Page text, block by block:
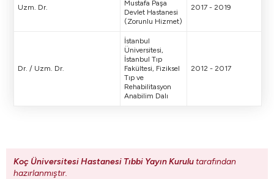
Uzm. Dr.
Mustafa Paşa
Devlet Hastanesi
(Zorunlu Hizmet)
2017 - 2019
Dr. / Uzm. Dr.
İstanbul
Üniversitesi,
İstanbul Tıp
Fakültesi, Fiziksel
Tıp ve
Rehabilitasyon
Anabilim Dalı
2012 - 2017
Koç Üniversitesi Hastanesi Tıbbi Yayın Kurulu tarafından
hazırlanmıştır.